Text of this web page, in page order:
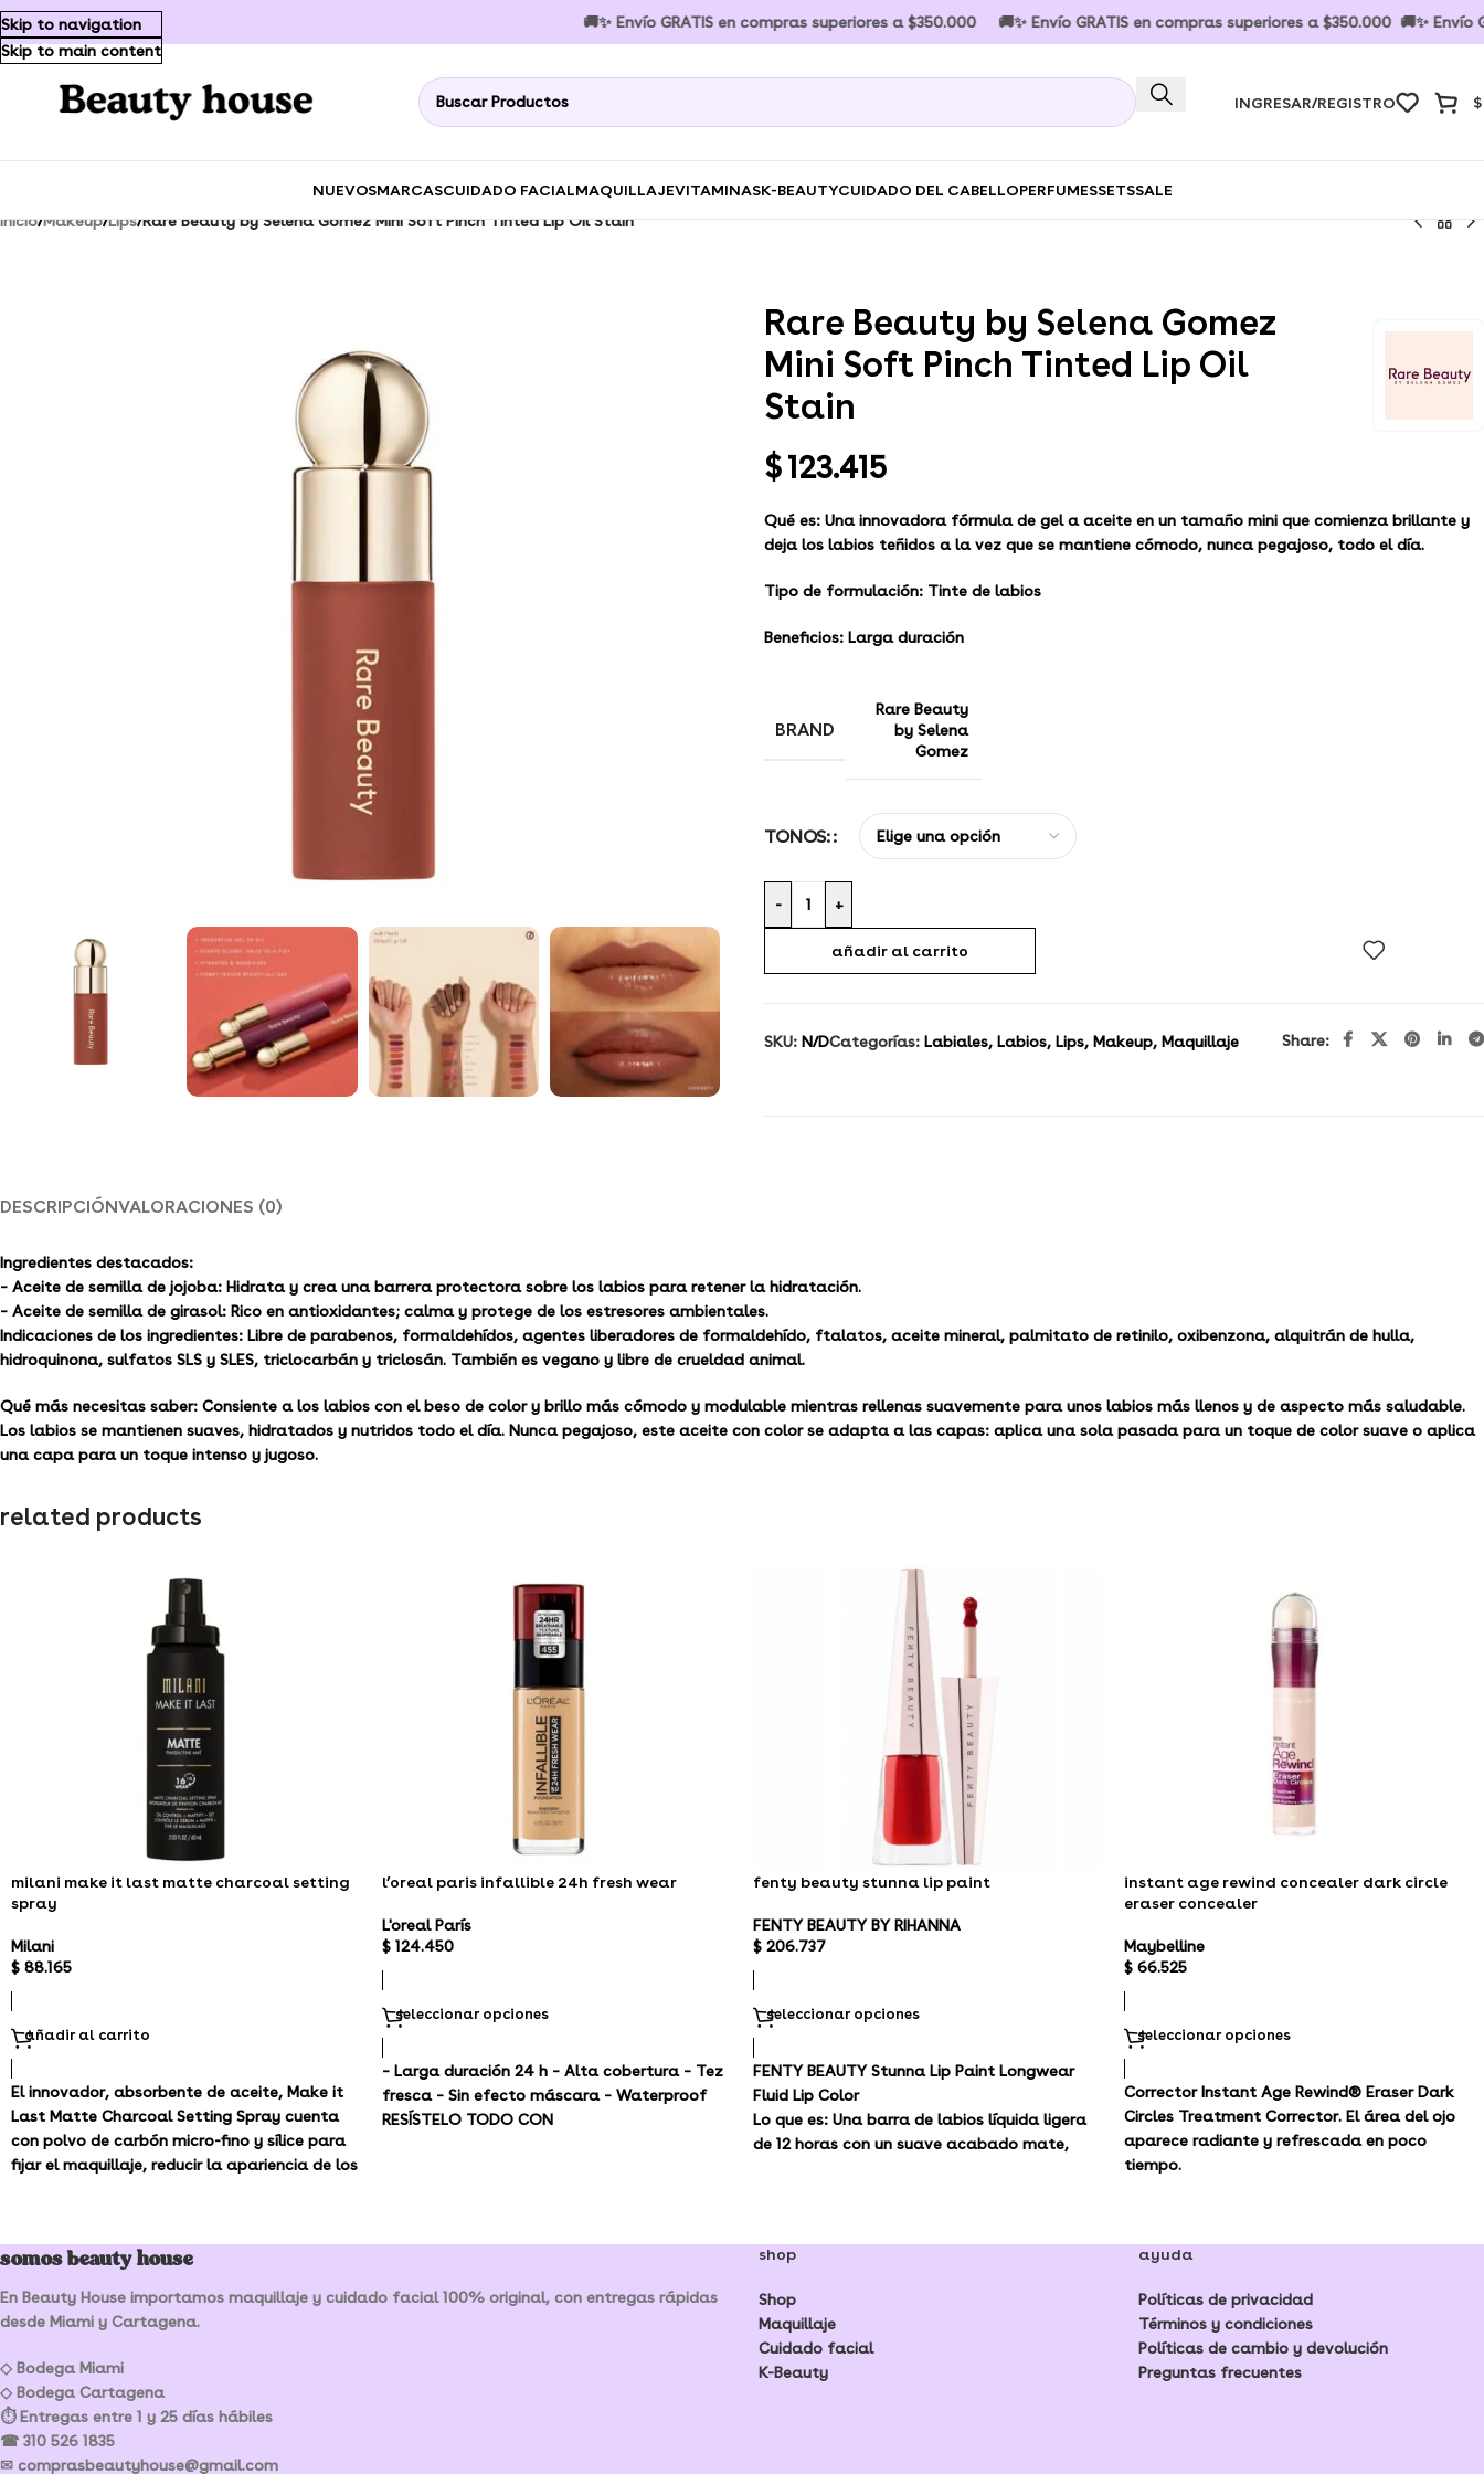
Skip to navigation
Skip to main content
🚚✨ Envío GRATIS en compras superiores a $350.000 🚚✨ Envío GRATIS en compras superiores a $350.000 🚚✨ Envío
INGRESAR/REGISTRO $
NUEVOSMARCASCUIDADO FACIALMAQUILLAJEVITAMINASK-BEAUTYCUIDADO DEL CABELLOPERFUMESSETSSALE
Inicio/Makeup/Lips/Rare Beauty by Selena Gomez Mini Soft Pinch Tinted Lip Oil Stain
Rare Beauty by Selena Gomez
Mini Soft Pinch Tinted Lip Oil
Stain
$123.415
Qué es: Una innovadora fórmula de gel a aceite en un tamaño mini que comienza brillante y
deja los labios teñidos a la vez que se mantiene cómodo, nunca pegajoso, todo el día.
Tipo de formulación: Tinte de labios
Beneficios: Larga duración
BRAND
Rare Beauty
by Selena
Gomez
TONOS:
- +
añadir al carrito
SKU: N/DCategorías: Labiales, Labios, Lips, Makeup, Maquillaje Share:
DESCRIPCIÓNVALORACIONES (0)
Ingredientes destacados:
– Aceite de semilla de jojoba: Hidrata y crea una barrera protectora sobre los labios para retener la hidratación.
– Aceite de semilla de girasol: Rico en antioxidantes; calma y protege de los estresores ambientales.
Indicaciones de los ingredientes: Libre de parabenos, formaldehídos, agentes liberadores de formaldehído, ftalatos, aceite mineral, palmitato de retinilo, oxibenzona, alquitrán de hulla,
hidroquinona, sulfatos SLS y SLES, triclocarbán y triclosán. También es vegano y libre de crueldad animal.
Qué más necesitas saber: Consiente a los labios con el beso de color y brillo más cómodo y modulable mientras rellenas suavemente para unos labios más llenos y de aspecto más saludable.
Los labios se mantienen suaves, hidratados y nutridos todo el día. Nunca pegajoso, este aceite con color se adapta a las capas: aplica una sola pasada para un toque de color suave o aplica
una capa para un toque intenso y jugoso.
related products
milani make it last matte charcoal setting
spray
Milani
$ 88.165
añadir al carrito
El innovador, absorbente de aceite, Make it
Last Matte Charcoal Setting Spray cuenta
con polvo de carbón micro-fino y sílice para
fijar el maquillaje, reducir la apariencia de los
l’oreal paris infallible 24h fresh wear
L'oreal París
$ 124.450
seleccionar opciones
– Larga duración 24 h – Alta cobertura – Tez
fresca – Sin efecto máscara – Waterproof
RESÍSTELO TODO CON
fenty beauty stunna lip paint
FENTY BEAUTY BY RIHANNA
$ 206.737
seleccionar opciones
FENTY BEAUTY Stunna Lip Paint Longwear
Fluid Lip Color
Lo que es: Una barra de labios líquida ligera
de 12 horas con un suave acabado mate,
instant age rewind concealer dark circle
eraser concealer
Maybelline
$ 66.525
seleccionar opciones
Corrector Instant Age Rewind® Eraser Dark
Circles Treatment Corrector. El área del ojo
aparece radiante y refrescada en poco
tiempo.
somos beauty house
En Beauty House importamos maquillaje y cuidado facial 100% original, con entregas rápidas
desde Miami y Cartagena.
◇ Bodega Miami
◇ Bodega Cartagena
⏱ Entregas entre 1 y 25 días hábiles
☎ 310 526 1835
✉ comprasbeautyhouse@gmail.com
shop
Shop
Maquillaje
Cuidado facial
K-Beauty
ayuda
Políticas de privacidad
Términos y condiciones
Políticas de cambio y devolución
Preguntas frecuentes